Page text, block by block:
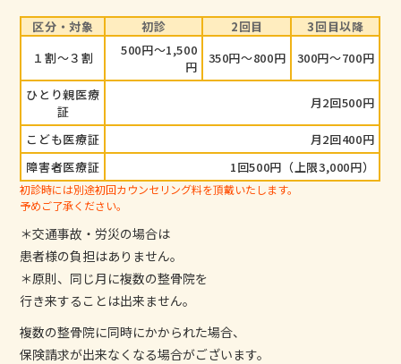
区分・対象 初診 2回目
3回目以降
１割～３割
500円～1,500
円
350円～800円 300円～700円
ひとり親医療
証
月2回500円
こども医療証
月2回400円
障害者医療証
1回500円（上限3,000円）
初診時には別途初回カウンセリング料を頂戴いたします。
予めご了承ください。
＊交通事故・労災の場合は
患者様の負担はありません。
＊原則、同じ月に複数の整骨院を
行き来することは出来ません。
複数の整骨院に同時にかかられた場合、
保険請求が出来なくなる場合がございます。